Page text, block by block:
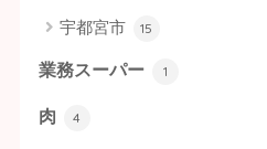
宇都宮市 15
業務スーパー 1
肉 4